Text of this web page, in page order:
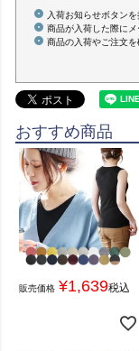
入荷お知らせボタン
商品が入荷した際にメ
商品の入荷やご注文を
おすすめ商品
販売価格 ¥1,639税込